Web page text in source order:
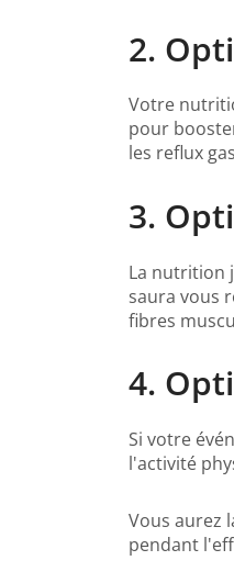
2.
Votre
pour
les reflux
3.
La nutrition
saura vous
fibres
4.
Si votre
l'activité
Vous aurez
pendant